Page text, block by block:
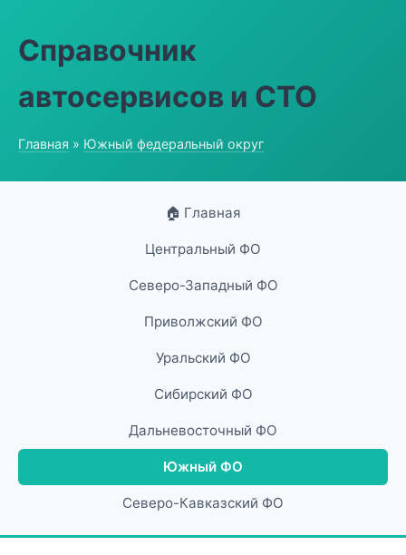
Справочник
автосервисов и СТО
Главная » Южный федеральный округ
🏠 Главная
Центральный ФО
Северо-Западный ФО
Приволжский ФО
Уральский ФО
Сибирский ФО
Дальневосточный ФО
Южный ФО
Северо-Кавказский ФО